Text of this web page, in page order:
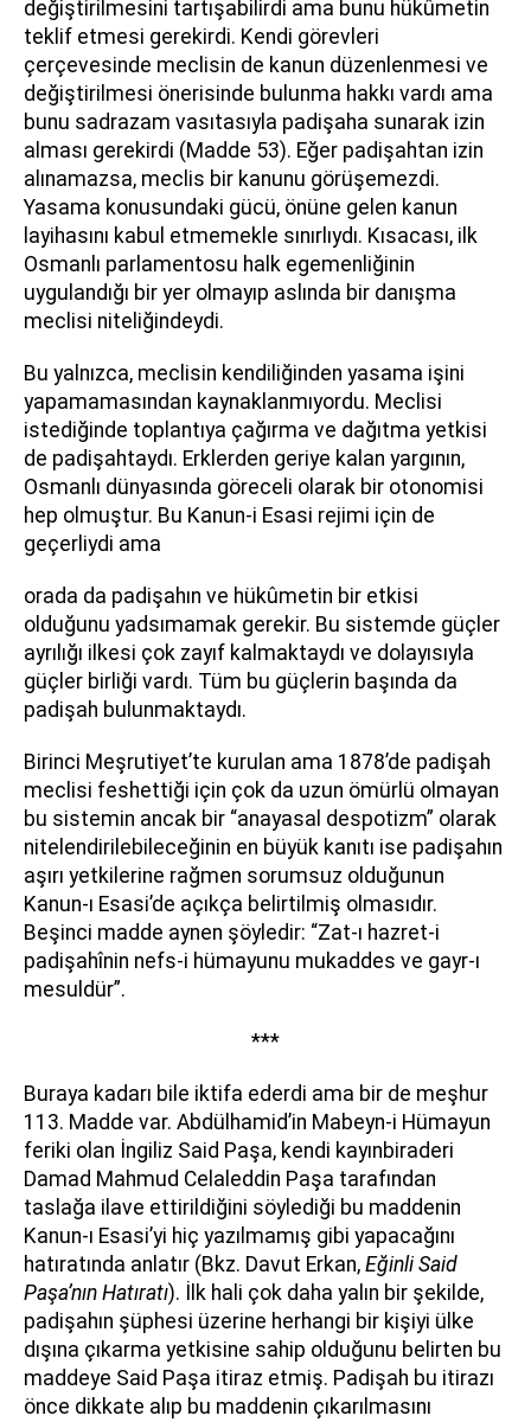
değiştirilmesini tartışabilirdi ama bunu hükûmetin
teklif etmesi gerekirdi. Kendi görevleri
çerçevesinde meclisin de kanun düzenlenmesi ve
değiştirilmesi önerisinde bulunma hakkı vardı ama
bunu sadrazam vasıtasıyla padişaha sunarak izin
alması gerekirdi (Madde 53). Eğer padişahtan izin
alınamazsa, meclis bir kanunu görüşemezdi.
Yasama konusundaki gücü, önüne gelen kanun
layihasını kabul etmemekle sınırlıydı. Kısacası, ilk
Osmanlı parlamentosu halk egemenliğinin
uygulandığı bir yer olmayıp aslında bir danışma
meclisi niteliğindeydi.
Bu yalnızca, meclisin kendiliğinden yasama işini
yapamamasından kaynaklanmıyordu. Meclisi
istediğinde toplantıya çağırma ve dağıtma yetkisi
de padişahtaydı. Erklerden geriye kalan yargının,
Osmanlı dünyasında göreceli olarak bir otonomisi
hep olmuştur. Bu Kanun-i Esasi rejimi için de
geçerliydi ama
orada da padişahın ve hükûmetin bir etkisi
olduğunu yadsımamak gerekir. Bu sistemde güçler
ayrılığı ilkesi çok zayıf kalmaktaydı ve dolayısıyla
güçler birliği vardı. Tüm bu güçlerin başında da
padişah bulunmaktaydı.
Birinci Meşrutiyet’te kurulan ama 1878’de padişah
meclisi feshettiği için çok da uzun ömürlü olmayan
bu sistemin ancak bir “anayasal despotizm” olarak
nitelendirilebileceğinin en büyük kanıtı ise padişahın
aşırı yetkilerine rağmen sorumsuz olduğunun
Kanun-ı Esasi’de açıkça belirtilmiş olmasıdır.
Beşinci madde aynen şöyledir: “Zat-ı hazret-i
padişahînin nefs-i hümayunu mukaddes ve gayr-ı
mesuldür”.
***
Buraya kadarı bile iktifa ederdi ama bir de meşhur
113. Madde var. Abdülhamid’in Mabeyn-i Hümayun
feriki olan İngiliz Said Paşa, kendi kayınbiraderi
Damad Mahmud Celaleddin Paşa tarafından
taslağa ilave ettirildiğini söylediği bu maddenin
Kanun-ı Esasi’yi hiç yazılmamış gibi yapacağını
hatıratında anlatır (Bkz. Davut Erkan, Eğinli Said
Paşa’nın Hatıratı). İlk hali çok daha yalın bir şekilde,
padişahın şüphesi üzerine herhangi bir kişiyi ülke
dışına çıkarma yetkisine sahip olduğunu belirten bu
maddeye Said Paşa itiraz etmiş. Padişah bu itirazı
önce dikkate alıp bu maddenin çıkarılmasını